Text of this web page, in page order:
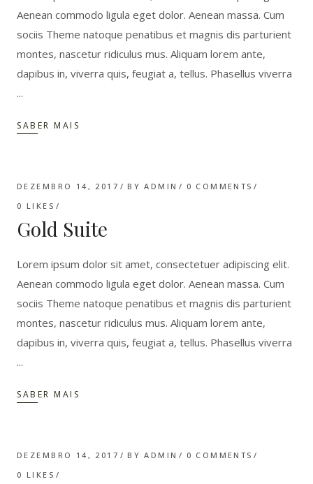
Aenean commodo ligula eget dolor. Aenean massa. Cum
sociis Theme natoque penatibus et magnis dis parturient
montes, nascetur ridiculus mus. Aliquam lorem ante,
dapibus in, viverra quis, feugiat a, tellus. Phasellus viverra
SABER MAIS
DEZEMBRO 14, 2017 BYADMIN
0 COMMENTS
0 LIKES
Gold Suite
Lorem ipsum dolor sit amet, consectetuer adipiscing elit.
Aenean commodo ligula eget dolor. Aenean massa. Cum
sociis Theme natoque penatibus et magnis dis parturient
montes, nascetur ridiculus mus. Aliquam lorem ante,
dapibus in, viverra quis, feugiat a, tellus. Phasellus viverra
SABER MAIS
DEZEMBRO 14, 2017 BYADMIN
0 COMMENTS
0 LIKES